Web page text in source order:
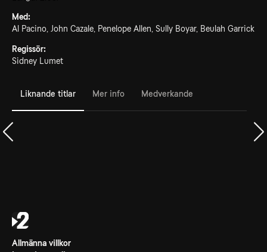
Med:
Al Pacino, John Cazale, Penelope Allen, Sully Boyar, Beulah Garrick
Regissör:
Sidney Lumet
Liknande titlar Mer info Medverkande
Allmänna villkor